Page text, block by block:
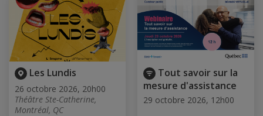
Les Lundis
26 octobre 2026, 20h00
Théâtre Ste-Catherine,
Montréal, QC
Tout savoir sur la
mesure d'assistance
29 octobre 2026, 12h00